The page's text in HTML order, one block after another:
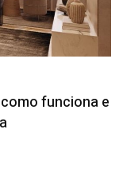
funciona e